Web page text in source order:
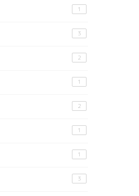
1
3
2
1
2
1
1
3